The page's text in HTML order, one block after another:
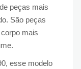
peças mais
São peças
mais
esse modelo